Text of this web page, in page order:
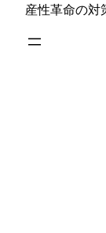
産性革命の対